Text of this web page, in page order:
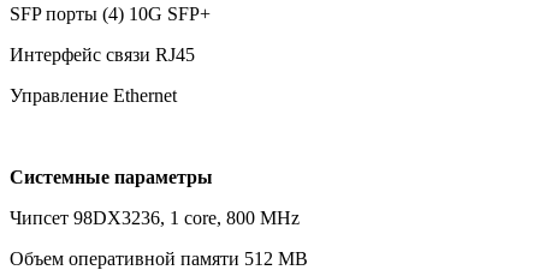
SFP порты (4) 10G SFP+
Интерфейс связи RJ45
Управление Ethernet
Системные параметры
Чипсет 98DX3236, 1 core, 800 MHz
Объем оперативной памяти 512 MB